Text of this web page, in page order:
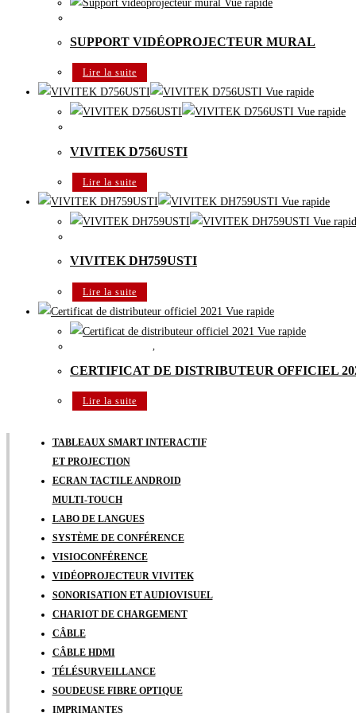
Vue rapide
SUPPORT VIDÉOPROJECTEUR MURAL
Lire la suite
Vue rapide
Vue rapide
VIVITEK D756USTI
Lire la suite
Vue rapide
Vue
VIVITEK DH759USTI
Lire la suite
Vue rapide
Vue rapide
CERTIFICAT DE DISTRIBUTEUR OFFICIEL
Lire la suite
TABLEAUX SMART INTERACTIF
ET PROJECTION
ECRAN TACTILE ANDROID
MULTI-TOUCH
LABO DE LANGUES
SYSTÈME DE CONFÉRENCE
VISIOCONFÉRENCE
VIDÉOPROJECTEUR VIVITEK
SONORISATION ET AUDIOVISUEL
CHARIOT DE CHARGEMENT
CÂBLE
CÂBLE HDMI
TÉLÉSURVEILLANCE
SOUDEUSE FIBRE OPTIQUE
IMPRIMANTES